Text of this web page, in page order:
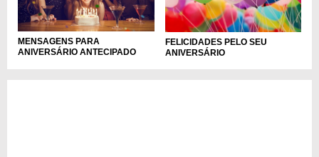
MENSAGENS PARA
ANIVERSÁRIO ANTECIPADO
FELICIDADES PELO SEU
ANIVERSÁRIO